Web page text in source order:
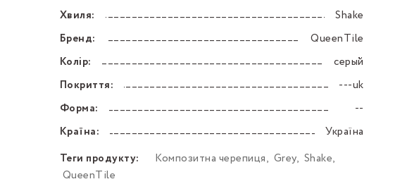
Хвиля:
–––––––––––––––––––––––––––––––––––––––––––––
Shake
Бренд:
–––––––––––––––––––––––––––––––––––––––––––––QueenTile
Колір:
–––––––––––––––––––––––––––––––––––––––––––––
серый
Покриття:
–––––––––––––––––––––––––––––––––––––––––––––
---uk
Форма:
–––––––––––––––––––––––––––––––––––––––––––––
--
Країна:
–––––––––––––––––––––––––––––––––––––––––––––Україна
Теги продукту:
Композитна черепиця, Grey, Shake,
QueenTile